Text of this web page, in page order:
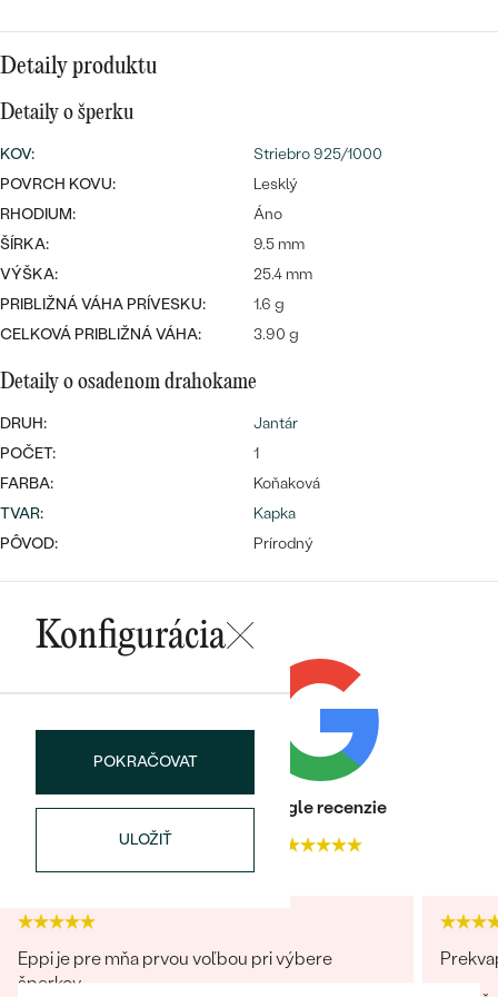
Najpredávanejšie
svadobné
obrúčky
PREZRIEŤ
DRAHOKAM
PODĽA MATERIÁLU
ZLATO
PLATINA
STRIEBRO
Wave kolekcia
S LAB GROWN DIAMANTMI
PODĽA ŠTÝLU
PERSONALIZOVANÉ
SYMBOLICKÉ
MINIMALISTICKÉ
PODĽA PRÍLEŽITOSTI
PODĽA FARBY
PODĽA TVARU DRAHOKAMU
NA MIERU
DIAMANTY
Najpredávanejšie
náušnice
LUXUSNÉ
Personalizované
prívesky
OBJAVIŤ
Najpredávanejšie
prstene
Detaily produktu
Detaily o šperku
KOV:
Striebro 925/1000
POVRCH KOVU:
Lesklý
RHODIUM:
Áno
ŠÍRKA:
9.5 mm
VÝŠKA:
25.4 mm
PRIBLIŽNÁ VÁHA PRÍVESKU:
1.6 g
CELKOVÁ PRIBLIŽNÁ VÁHA:
3.90 g
Detaily o osadenom drahokame
DRUH:
Jantár
POČET:
1
FARBA:
Koňaková
TVAR:
Kapka
PÔVOD:
Prírodný
Konfigurácia
POKRAČOVAT
ULOŽIŤ
Heuréka recenzie
4.9
Google recenzie
Eppi je pre mňa prvou voľbou pri výbere
šperkov.